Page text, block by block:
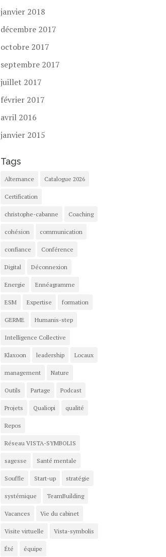
janvier 2018
décembre 2017
octobre 2017
septembre 2017
juillet 2017
février 2017
avril 2016
janvier 2015
Tags
Alternance Catalogue 2026
Certification
christophe-cabanne Coaching
cohésion communication
confiance Conférence
Digital Déconnexion
Energie Ennéagramme
ESM Expertise formation
GERME Humanis-step
Intelligence Collective
Klaxoon leadership Locaux
management Nature
Outils Partage Podcast
Projets Qualiopi qualité
Repos
Réseau VISTA-SYMBOLIS
sagesse Santé mentale
Souffle Start-up stratégie
systémique TeamBuilding
Vacances Vie du cabinet
Visite virtuelle Vista-symbolis
Été équipe